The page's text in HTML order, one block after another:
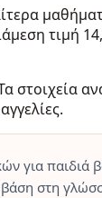
τιμή
στοιχεία
για
στη